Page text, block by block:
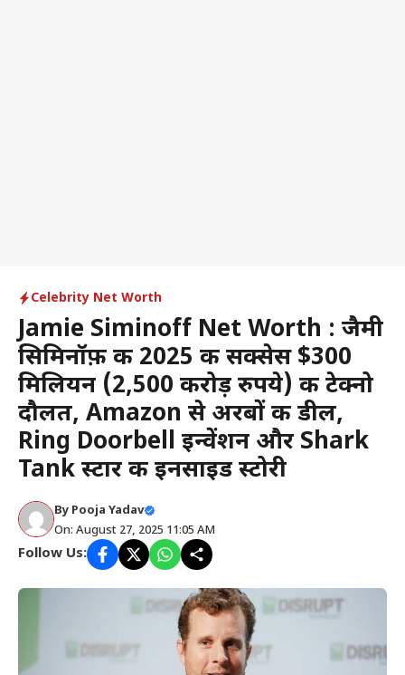
Celebrity Net Worth
Jamie Siminoff Net Worth : जैमी
सिमिनॉफ़ की 2025 की सक्सेस $300
मिलियन (2,500 करोड़ रुपये) की टेक्नो
दौलत, Amazon से अरबों की डील,
Ring Doorbell इन्वेंशन और Shark
Tank स्टार की इनसाइड स्टोरी
By Pooja Yadav
On: August 27, 2025 11:05 AM
Follow Us: